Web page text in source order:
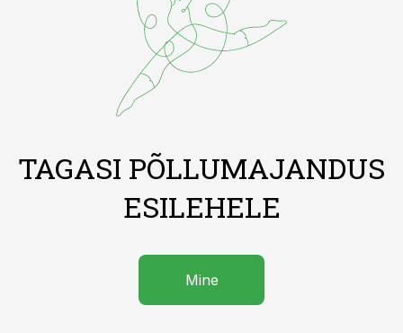
TAGASI PÕLLUMAJANDUS
ESILEHELE
Mine